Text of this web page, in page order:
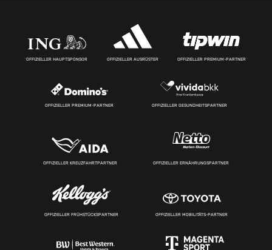
OFFIZIELLER HAUPTSPONSOR OFFIZIELLER AUSRÜSTER OFFIZIELLER PREMIUM-PARTNER
OFFIZIELLER PREMIUM-PARTNER OFFIZIELLER GESUNDHEITSPARTNER
OFFIZIELLER KREUZFAHRTPARTNER OFFIZIELLER ERNÄHRUNGSPARTNER
OFFIZIELLER FRÜHSTÜCKSPARTNER OFFIZIELLER MOBILITÄTS-PARTNER